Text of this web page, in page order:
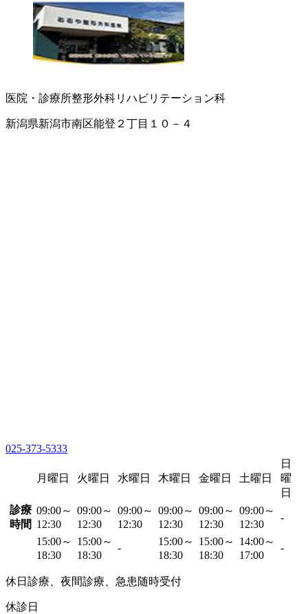
医院・診療所整形外科リハビリテーション科
新潟県新潟市南区能登２丁目１０－４
025-373-5333
月曜日 火曜日 水曜日 木曜日 金曜日 土曜日
日
曜
日
診療
時間
09:00～
12:30
09:00～
12:30
09:00～
12:30
09:00～
12:30
09:00～
12:30
09:00～
12:30
-
15:00～
18:30
15:00～
18:30
-
15:00～
18:30
15:00～
18:30
14:00～
17:00
-
休日診療、夜間診療、急患随時受付
休診日